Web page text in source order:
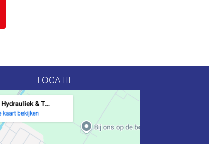
LOCATIE